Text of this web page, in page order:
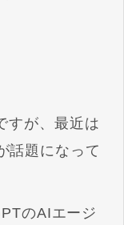
すが、最近は
話題になって
のAIエージ